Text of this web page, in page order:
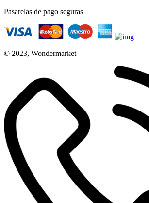
Pasarelas de pago seguras
© 2023, Wondermarket